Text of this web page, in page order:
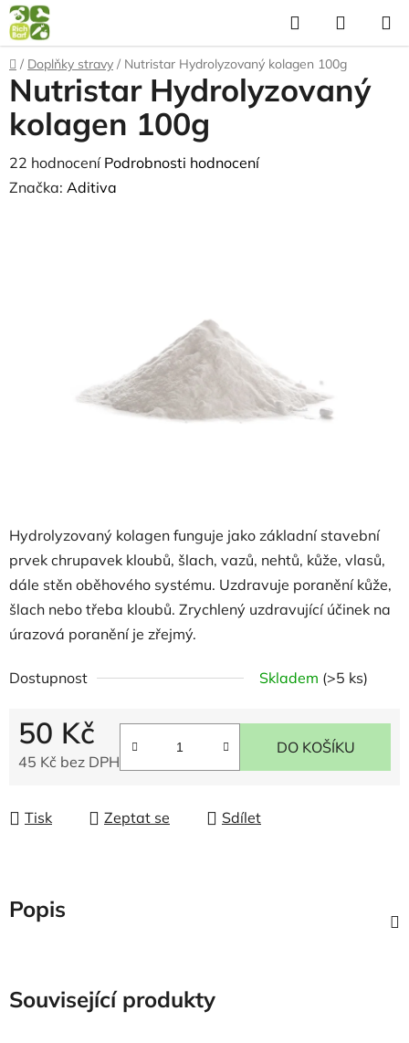
Přejít
na
obsah
Hledat
KOŠÍK
Domů
/ Doplňky stravy / Nutristar Hydrolyzovaný kolagen 100g
Hydrolyzovaný kolagen funguje jako základní stavební
prvek chrupavek kloubů, šlach, vazů, nehtů, kůže, vlasů,
dále stěn oběhového systému. Uzdravuje poranění kůže,
šlach nebo třeba kloubů. Zrychlený uzdravující účinek na
úrazová poranění je zřejmý.
Dostupnost Skladem (>5 ks)
50 Kč
45 Kč bez DPH
DO KOŠÍKU
Tisk Zeptat se Sdílet
Nutristar Hydrolyzovaný
kolagen 100g
Průměrné
hodnocení
22 hodnocení Podrobnosti hodnocení
Značka: Aditiva
Popis
Související produkty